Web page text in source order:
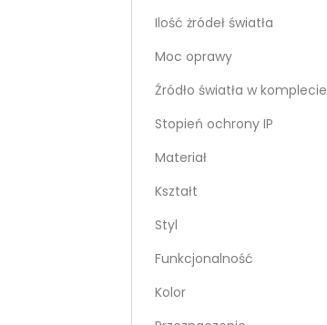
Ilość żródeł światła
Moc oprawy
Źródło światła w komplecie
Stopień ochrony IP
Materiał
Kształt
Styl
Funkcjonalność
Kolor